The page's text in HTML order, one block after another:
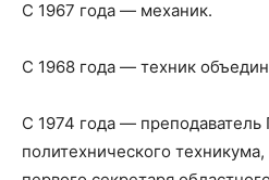
С 1967 года — механик.
С 1968 года — техник
С 1974 года — преподаватель
политехнического